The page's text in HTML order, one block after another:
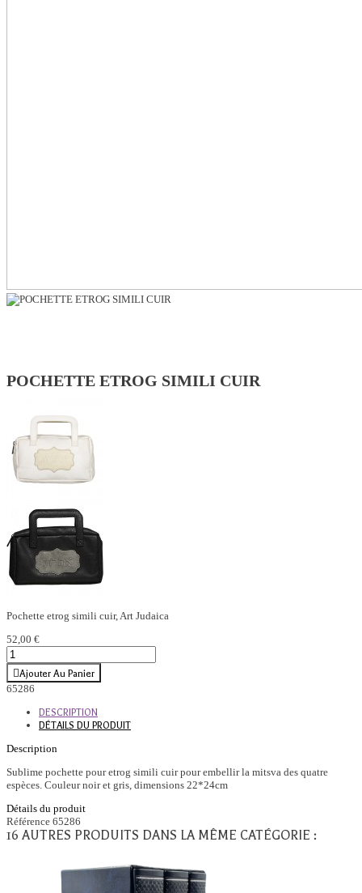
POCHETTE ETROG SIMILI CUIR
Pochette etrog simili cuir, Art Judaica
52,00 €
Ajouter Au Panier
65286
DESCRIPTION
DÉTAILS DU PRODUIT
Description
Sublime pochette pour etrog simili cuir pour embellir la mitsva des quatre
espèces. Couleur noir et gris, dimensions 22*24cm
Détails du produit
Référence 65286
16 AUTRES PRODUITS DANS LA MÊME CATÉGORIE :